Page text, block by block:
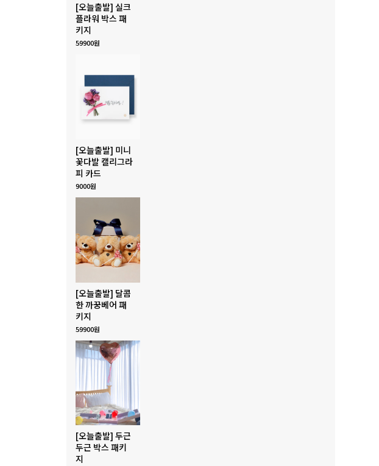
[오늘출발] 실크
플라워 박스 패
키지
59900원
[오늘출발] 미니
꽃다발 캘리그라
피 카드
9000원
[오늘출발] 달콤
한 까꿍베어 패
키지
59900원
[오늘출발] 두근
두근 박스 패키
지